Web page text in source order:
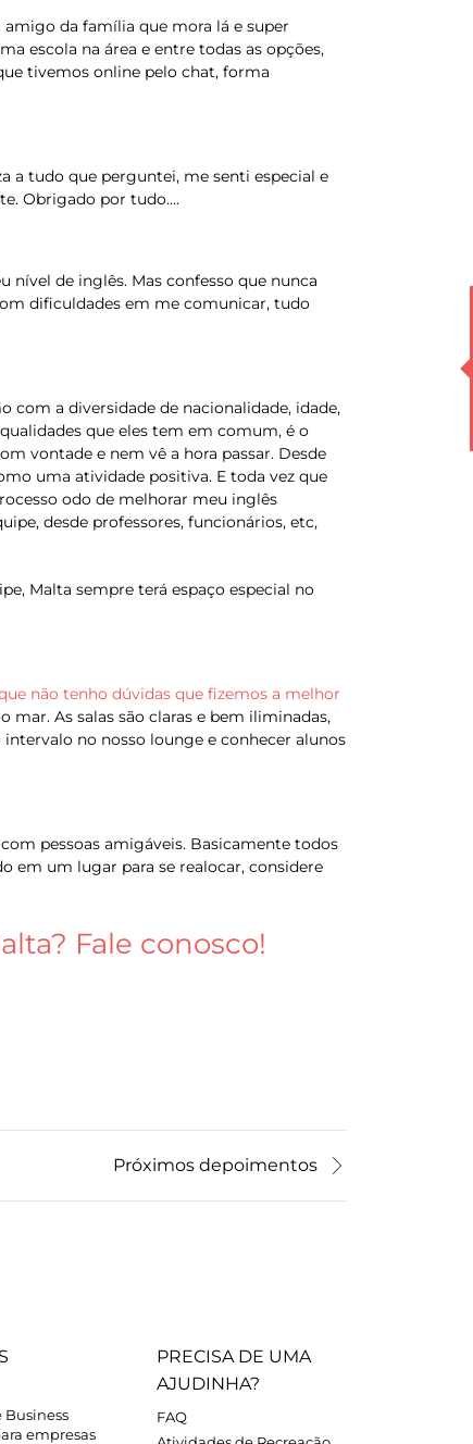
da família que mora lá e super
escola na área e entre todas as opções,
tivemos online pelo chat, forma
a tudo que perguntei, me senti especial e
Obrigado por tudo….
nível de inglês. Mas confesso que nunca
dificuldades em me comunicar, tudo
com a diversidade de nacionalidade, idade,
que eles tem em comum, é o
vontade e nem vê a hora passar. Desde
uma atividade positiva. E toda vez que
odo de melhorar meu inglês
desde professores, funcionários, etc,
Malta sempre terá espaço especial no
não tenho dúvidas que fizemos a melhor
mar. As salas são claras e bem iliminadas,
no nosso lounge e conhecer alunos
pessoas amigáveis. Basicamente todos
em um lugar para se realocar, considere
Fale conosco!
Próximos depoimentos
Business
empresas
PRECISA DE UMA
AJUDINHA?
FAQ